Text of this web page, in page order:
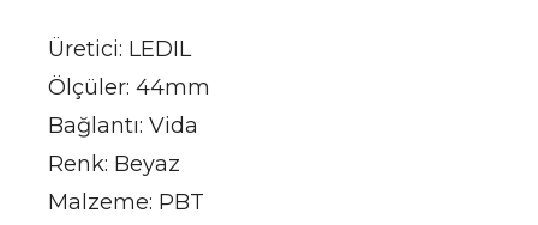
Üretici: LEDIL
Ölçüler: 44mm
Bağlantı: Vida
Renk: Beyaz
Malzeme: PBT